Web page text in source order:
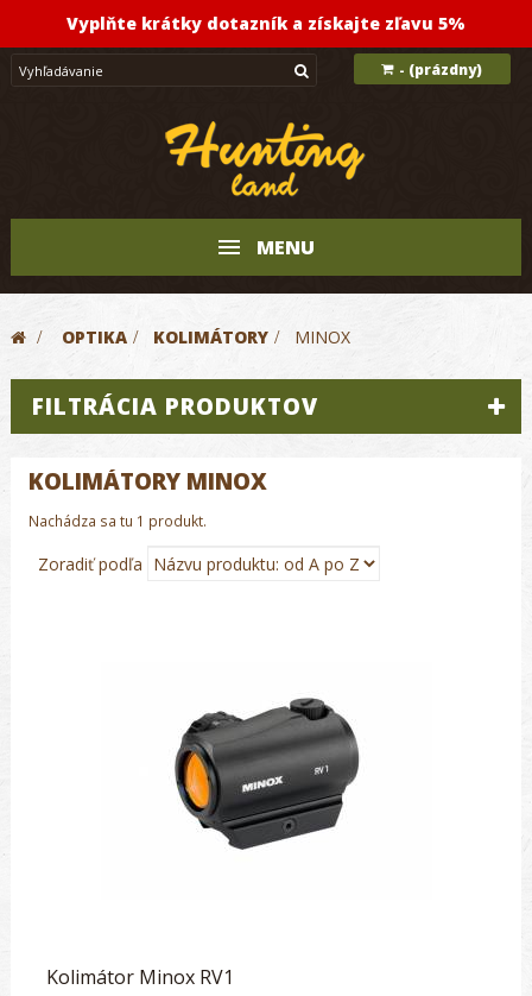
Vyplňte krátky dotazník a získajte zľavu 5%
- (prázdny)
MENU
> OPTIKA > KOLIMÁTORY > MINOX
FILTRÁCIA PRODUKTOV
KOLIMÁTORY MINOX
Nachádza sa tu 1 produkt.
Zoradiť podľa
Kolimátor Minox RV1